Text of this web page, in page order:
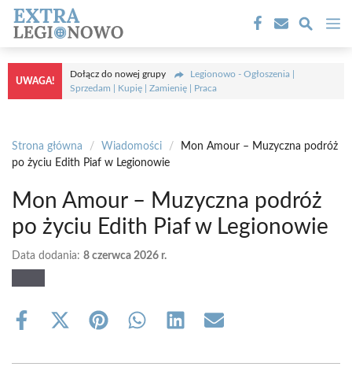
Przejdź
treści
UWAGA!
Dołącz do nowej grupy
Legionowo - Ogłoszenia |
Sprzedam | Kupię | Zamienię | Praca
Strona główna / Wiadomości /
Mon Amour – Muzyczna podróż
po życiu Edith Piaf w Legionowie
Mon Amour – Muzyczna podróż
po życiu Edith Piaf w Legionowie
Data dodania: 8 czerwca 2026 r.
Share
Share
(Twitter)
Share Share Share Share